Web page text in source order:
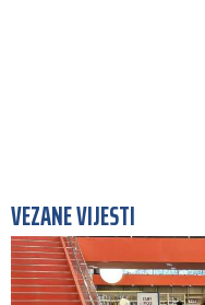
VEZANE VIJESTI